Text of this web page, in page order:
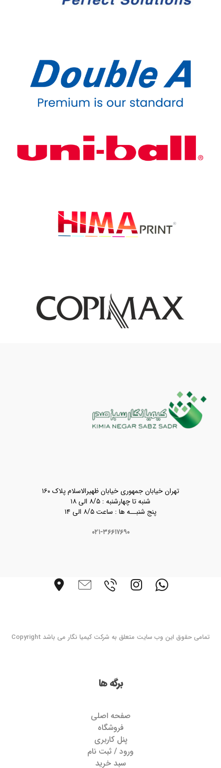
تهران خیابان جمهوری خیابان ظهیرالاسلام پلاک ۱۶۰
شنبه تا چهارشنبه : ۸/۵ الی ۱۸
پنج شنبــه ها : ساعت ۸/۵ الی ۱۴
۰۲۱-۳۶۶۱۷۶۹۰
تمامی حقوق این وب سایت متعلق به شرکت کیمیا نگار می باشد Copyright
برگه ها
صفحه اصلی
فروشگاه
پنل کاربری
ورود / ثبت نام
سبد خرید